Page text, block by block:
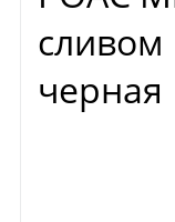
сливом
черная